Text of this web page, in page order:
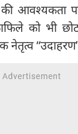
आवश्यकता
को भी
नेतृत्व